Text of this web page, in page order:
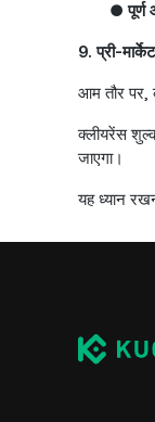
● पूर्ण
9. प्री-
आम तौर पर,
क्लीयरेंस
जाएगा।
यह ध्यान